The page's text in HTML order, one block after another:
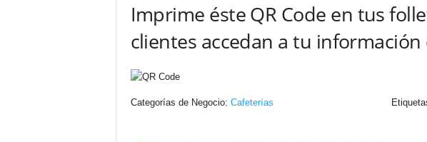
Imprime éste QR Code en tus
clientes accedan a tu
Categorías de Negocio: Cafeterías